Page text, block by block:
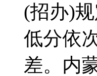
(招办)
低分依
差。内